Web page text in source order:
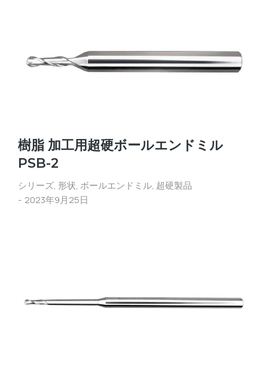
樹脂 加工用超硬ボールエンドミル
PSB-2
シリーズ, 形状, ボールエンドミル, 超硬製品
2023年9月25日